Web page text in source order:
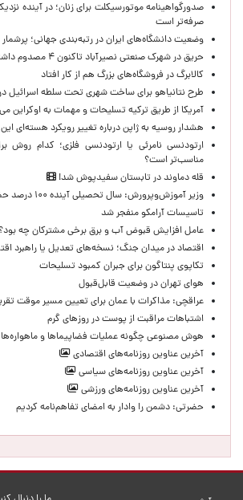
صدورگواهینامه موتورسیکلت برای زنان؛ در آینده
صرفه‌تر است
وضعیت دانشگاه‌های ایران در رتبه‌بندی جهانی؛ پرشمار
حریق در شهرک صنعتی نصیرآباد تاکنون ۴ مصدوم داشته است
کالابرگ در فروشگاه‌های بزرگ هم از کار افتاد
طرح نتانیاهو برای ساخت شهری تحت سلطه اسرائیل
آمریکا از طریق ترکیه تسلیحات و مهمات به اوکراین
هشدار روسیه به ژاپن درباره تغییر رویکرد هسته‌ای
ارتودنسی نامرئی یا ارتودنسی فلزی؛ کدام روش
مناسب‌تر است؟
قله دماوند در تابستان سفیدپوش شد!
وزیر آموزش‌وپرورش: سال تحصیلی آینده ۱۰۰ درصد حضوری آغاز می‌شود
تاسیسات آرامکو منفجر شد
عامل افزایش قبوض آب و برق برخی مشترکان چه بود؟
اقتصاد در میدان جنگ؛ نسخه‌های تعدیل یا راهبرد
تکاپوی پنتاگون برای جبران کمبود تسلیحات
هوای تهران در وضعیت قابل‌قبول
عراقچی: مذاکرات با عمان برای تعیین مسیر موقت
اشتباهات مراقبت از پوست در روزهای گرم
هوش مصنوعی چگونه عملیات فضاپیماها و ماهواره‌ها
آخرین عناوین روزنامه‌های اقتصادی
آخرین عناوین روزنامه‌های سیاسی
آخرین عناوین روزنامه‌های ورزشی
حضرتی: دشمن را وادار به امضای تفاهم‌نامه کردیم